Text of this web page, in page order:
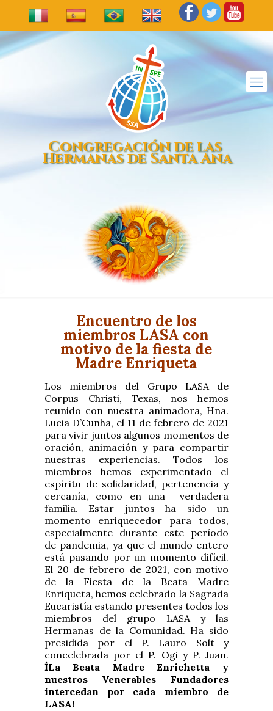
Congregación de las
Hermanas de Santa Ana
Encuentro de los
miembros LASA con
motivo de la fiesta de
Madre Enriqueta
Los miembros del Grupo LASA de
Corpus Christi, Texas, nos hemos
reunido con nuestra animadora, Hna.
Lucia D’Cunha, el 11 de febrero de 2021
para vivir juntos algunos momentos de
oración, animación y para compartir
nuestras experiencias. Todos los
miembros hemos experimentado el
espíritu de solidaridad, pertenencia y
cercanía, como en una verdadera
familia. Estar juntos ha sido un
momento enriquecedor para todos,
especialmente durante este período
de pandemia, ya que el mundo entero
está pasando por un momento difícil.
El 20 de febrero de 2021, con motivo
de la Fiesta de la Beata Madre
Enriqueta, hemos celebrado la Sagrada
Eucaristía estando presentes todos los
miembros del grupo LASA y las
Hermanas de la Comunidad. Ha sido
presidida por el P. Lauro Solt y
concelebrada por el P. Ogi y P. Juan.
İLa Beata Madre Enrichetta y
nuestros Venerables Fundadores
intercedan por cada miembro de
LASA!